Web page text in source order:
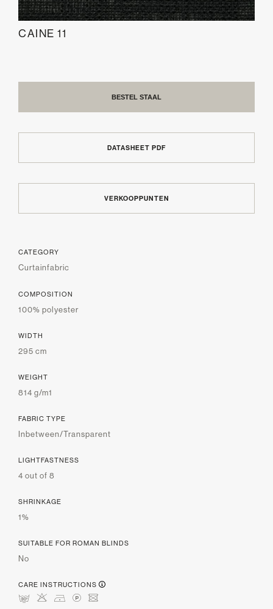
CAINE 11
BESTEL STAAL
DATASHEET PDF
VERKOOPPUNTEN
CATEGORY
Curtainfabric
COMPOSITION
100% polyester
WIDTH
295 cm
WEIGHT
814 g/m1
FABRIC TYPE
Inbetween/Transparent
LIGHTFASTNESS
4 out of 8
SHRINKAGE
1%
SUITABLE FOR ROMAN BLINDS
No
CARE INSTRUCTIONS
mHDLU